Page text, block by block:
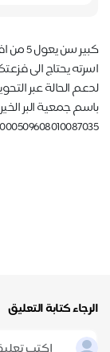
كبير سن
يحتاج الى
الحالة عبر التحويل
جمعية البر الخيرية
كتابة التعليق